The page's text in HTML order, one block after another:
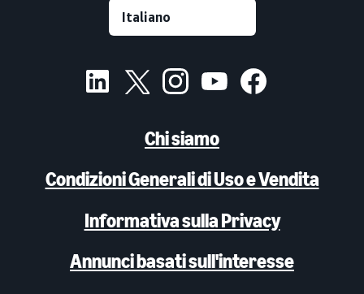
Chi siamo
Condizioni Generali di Uso e Vendita
Informativa sulla Privacy
Annunci basati sull'interesse